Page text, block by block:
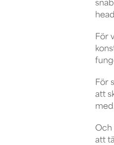
För
För
att
Och
att